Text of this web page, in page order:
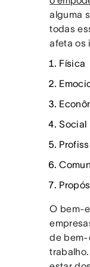
alguma
todas
afeta os
Física
Social
O bem-
de bem-